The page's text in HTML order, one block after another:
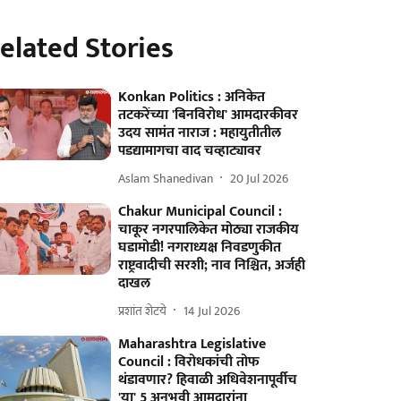
Stories
Konkan Politics : अनिकेत
तटकरेंच्या 'बिनविरोध' आमदारकीवर
उदय सामंत नाराज : महायुतीतील
पडद्यामागचा वाद चव्हाट्यावर
Aslam Shanedivan 20 Jul 2026
Chakur Municipal Council :
चाकूर नगरपालिकेत मोठ्या राजकीय
घडामोडी! नगराध्यक्ष निवडणुकीत
राष्ट्रवादीची सरशी; नाव निश्चित, अर्जही
दाखल
प्रशांत शेटये 14 Jul 2026
Maharashtra Legislative
Council : विरोधकांची तोफ
थंडावणार? हिवाळी अधिवेशनापूर्वीच